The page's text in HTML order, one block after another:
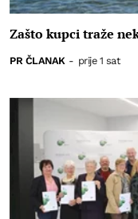
Zašto kupci traže
PR ČLANAK - prije 1 sat